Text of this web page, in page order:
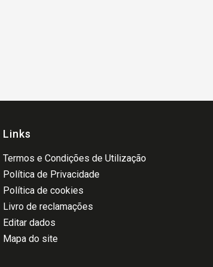
Links
Termos e Condições de Utilização
Política de Privacidade
Política de cookies
Livro de reclamações
Editar dados
Mapa do site